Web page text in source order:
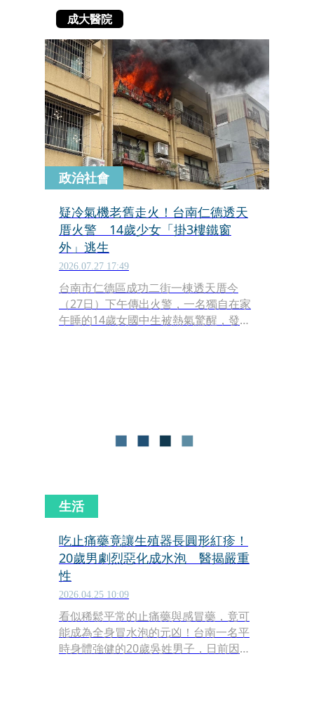
成大醫院
政治社會
疑冷氣機老舊走火！台南仁德透天
厝火警 14歲少女「掛3樓鐵窗
外」逃生
2026.07.27 17:49
台南市仁德區成功二街一棟透天厝今
（27日）下午傳出火警，一名獨自在家
午睡的14歲女國中生被熱氣驚醒，發現
生活
吃止痛藥竟讓生殖器長圓形紅疹！
20歲男劇烈惡化成水泡 醫揭嚴重
性
2026.04.25 10:09
看似稀鬆平常的止痛藥與感冒藥，竟可
能成為全身冒水泡的元凶！台南一名平
時身體強健的20歲吳姓男子，日前因腳